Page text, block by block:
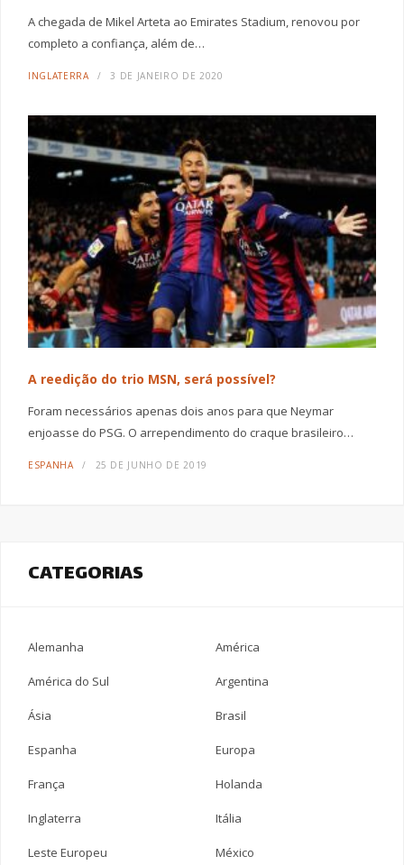
A chegada de Mikel Arteta ao Emirates Stadium, renovou por
completo a confiança, além de…
INGLATERRA 3 DE JANEIRO DE 2020
A reedição do trio MSN, será possível?
Foram necessários apenas dois anos para que Neymar
enjoasse do PSG. O arrependimento do craque brasileiro…
ESPANHA 25 DE JUNHO DE 2019
CATEGORIAS
Alemanha América
América do Sul Argentina
Ásia Brasil
Espanha Europa
França Holanda
Inglaterra Itália
Leste Europeu México